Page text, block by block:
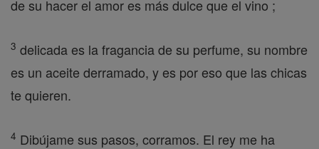
de su hacer el amor es más dulce que el vino ;
3 delicada es la fragancia de su perfume, su nombre
es un aceite derramado, y es por eso que las chicas
te quieren.
4 Dibújame sus pasos, corramos. El rey me ha